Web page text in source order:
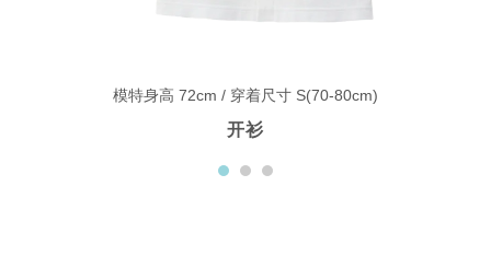
模特身高 72cm / 穿着尺寸 S(70-80cm)
开衫